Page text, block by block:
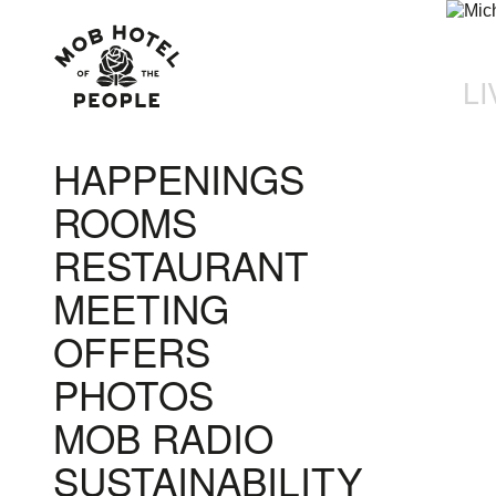
HAPPENINGS
ROOMS
RESTAURANT
MEETING
OFFERS
PHOTOS
MOB RADIO
SUSTAINABILITY